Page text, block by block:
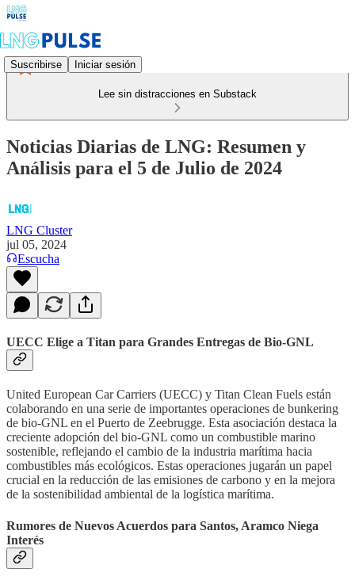
Suscribirse Iniciar sesión
Lee sin distracciones en Substack
Noticias Diarias de LNG: Resumen y
Análisis para el 5 de Julio de 2024
LNG Cluster
jul 05, 2024
Escucha
UECC Elige a Titan para Grandes Entregas de Bio-GNL
United European Car Carriers (UECC) y Titan Clean Fuels están
colaborando en una serie de importantes operaciones de bunkering
de bio-GNL en el Puerto de Zeebrugge. Esta asociación destaca la
creciente adopción del bio-GNL como un combustible marino
sostenible, reflejando el cambio de la industria marítima hacia
combustibles más ecológicos. Estas operaciones jugarán un papel
crucial en la reducción de las emisiones de carbono y en la mejora
de la sostenibilidad ambiental de la logística marítima.
Rumores de Nuevos Acuerdos para Santos, Aramco Niega
Interés